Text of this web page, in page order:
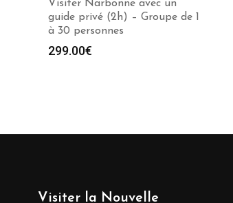
Visiter Narbonne avec un
guide privé (2h) – Groupe de 1
à 30 personnes
299.00€
Visiter la Nouvelle